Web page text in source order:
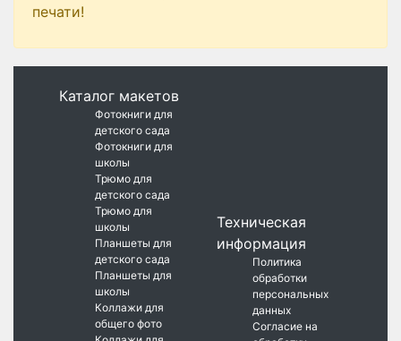
печати!
Каталог макетов
Фотокниги для
детского сада
Фотокниги для
школы
Трюмо для
детского сада
Трюмо для
школы
Планшеты для
детского сада
Планшеты для
школы
Коллажи для
общего фото
Техническая
информация
Политика
обработки
персональных
данных
Согласие на